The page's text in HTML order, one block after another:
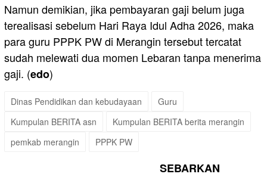
Namun demikian, jika pembayaran gaji belum juga
terealisasi sebelum Hari Raya Idul Adha 2026, maka
para guru PPPK PW di Merangin tersebut tercatat
sudah melewati dua momen Lebaran tanpa menerima
gaji. (edo)
Dinas Pendidikan dan kebudayaan
Guru
Kumpulan BERITA asn
Kumpulan BERITA berita merangin
pemkab merangin
PPPK PW
SEBARKAN